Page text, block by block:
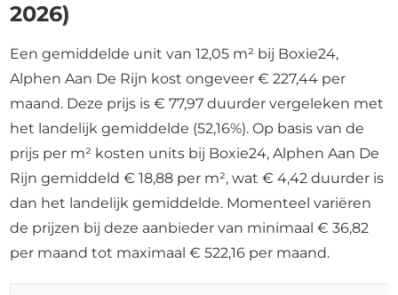
2026)
Een gemiddelde unit van 12,05 m² bij Boxie24,
Alphen Aan De Rijn kost ongeveer € 227,44 per
maand. Deze prijs is € 77,97 duurder vergeleken met
het landelijk gemiddelde (52,16%). Op basis van de
prijs per m² kosten units bij Boxie24, Alphen Aan De
Rijn gemiddeld € 18,88 per m², wat € 4,42 duurder is
dan het landelijk gemiddelde. Momenteel variëren
de prijzen bij deze aanbieder van minimaal € 36,82
per maand tot maximaal € 522,16 per maand.